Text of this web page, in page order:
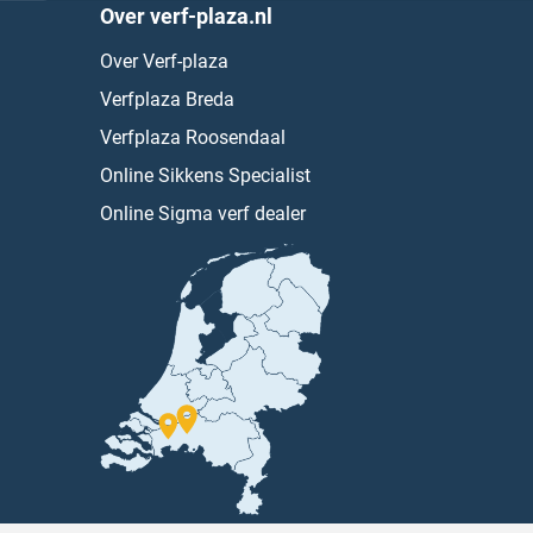
Over verf-plaza.nl
Over Verf-plaza
Verfplaza Breda
Verfplaza Roosendaal
Online Sikkens Specialist
Online Sigma verf dealer